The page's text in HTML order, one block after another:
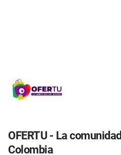
OFERTU - La
Colombia